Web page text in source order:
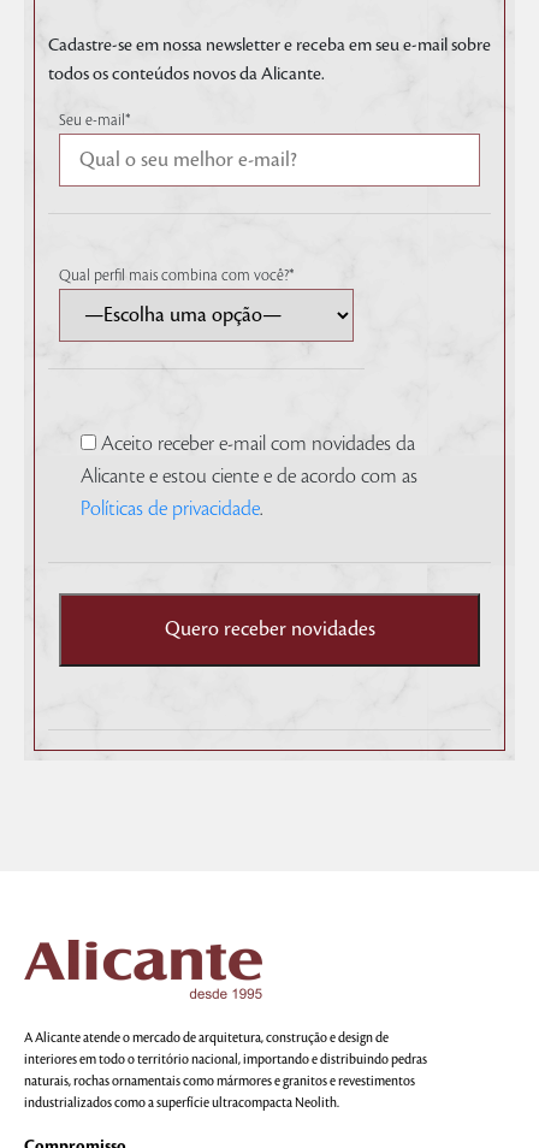
Cadastre-se em nossa newsletter e receba em seu e-mail sobre
todos os conteúdos novos da Alicante.
Seu e-mail *
Qual perfil mais combina com você?*
Aceito receber e-mail com novidades da
Alicante e estou ciente e de acordo com as
Políticas de privacidade.
A Alicante atende o mercado de arquitetura, construção e design de
interiores em todo o território nacional, importando e distribuindo pedras
naturais, rochas ornamentais como mármores e granitos e revestimentos
industrializados como a superfície ultracompacta Neolith.